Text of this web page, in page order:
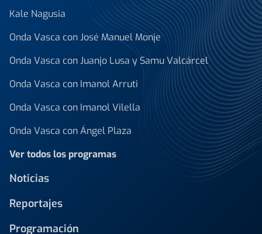
Kale Nagusia
Onda Vasca con José Manuel Monje
Onda Vasca con Juanjo Lusa y Samu Valcárcel
Onda Vasca con Imanol Arruti
Onda Vasca con Imanol Vilella
Onda Vasca con Ángel Plaza
Ver todos los programas
Noticias
Reportajes
Programación